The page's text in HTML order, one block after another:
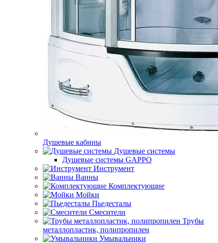
Душевые кабины
Душевые системы
Душевые системы GAPPO
Инструмент
Ванны
Комплектующие
Мойки
Пьедесталы
Смесители
Трубы
металлопластик, полипропилен
Умывальники